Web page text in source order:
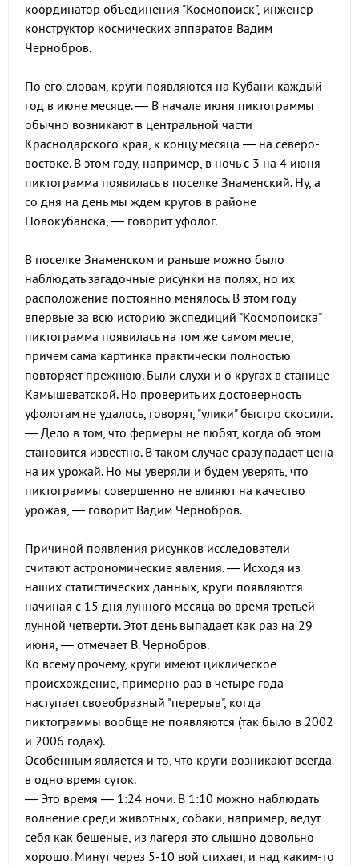
координатор объединения "Космопоиск", инженер-
конструктор космических аппаратов Вадим
Чернобров.
По его словам, круги появляются на Кубани каждый
год в июне месяце. — В начале июня пиктограммы
обычно возникают в центральной части
Краснодарского края, к концу месяца — на северо-
востоке. В этом году, например, в ночь с 3 на 4 июня
пиктограмма появилась в поселке Знаменский. Ну, а
со дня на день мы ждем кругов в районе
Новокубанска, — говорит уфолог.
В поселке Знаменском и раньше можно было
наблюдать загадочные рисунки на полях, но их
расположение постоянно менялось. В этом году
впервые за всю историю экспедиций "Космопоиска"
пиктограмма появилась на том же самом месте,
причем сама картинка практически полностью
повторяет прежнюю. Были слухи и о кругах в станице
Камышеватской. Но проверить их достоверность
уфологам не удалось, говорят, "улики" быстро скосили.
— Дело в том, что фермеры не любят, когда об этом
становится известно. В таком случае сразу падает цена
на их урожай. Но мы уверяли и будем уверять, что
пиктограммы совершенно не влияют на качество
урожая, — говорит Вадим Чернобров.
Причиной появления рисунков исследователи
считают астрономические явления. — Исходя из
наших статистических данных, круги появляются
начиная с 15 дня лунного месяца во время третьей
лунной четверти. Этот день выпадает как раз на 29
июня, — отмечает В. Чернобров.
Ко всему прочему, круги имеют циклическое
происхождение, примерно раз в четыре года
наступает своеобразный "перерыв", когда
пиктограммы вообще не появляются (так было в 2002
и 2006 годах).
Особенным является и то, что круги возникают всегда
в одно время суток.
— Это время — 1:24 ночи. В 1:10 можно наблюдать
волнение среди животных, собаки, например, ведут
себя как бешеные, из лагеря это слышно довольно
хорошо. Минут через 5-10 вой стихает, и над каким-то